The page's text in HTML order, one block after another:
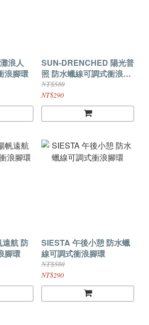
浪人
浪腳環
SUN-DRENCHED 陽光普
照 防水蠟線可調式衝浪腳
環
NT$580
NT$290
航 防
腳環
SIESTA 午後小憩 防水蠟
線可調式衝浪腳環
NT$580
NT$290